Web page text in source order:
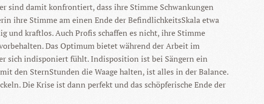
sind damit konfrontiert, dass ihre Stimme Schwankungen
ihre Stimme am einen Ende der BefindlichkeitsSkala etwa
und kraftlos. Auch Profis schaffen es nicht, ihre Stimme
Das Optimum bietet während der Arbeit im
sich indisponiert fühlt. Indisposition ist bei Sängern ein
den SternStunden die Waage halten, ist alles in der Balance.
Die Krise ist dann perfekt und das schöpferische Ende der